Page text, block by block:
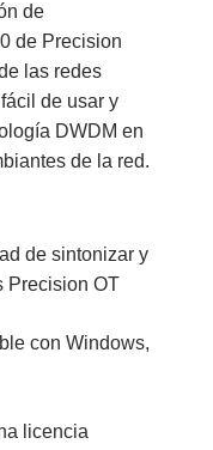
de
de Precision
las redes
de usar y
DWDM en
de la red.
de sintonizar y
Precision OT
con Windows,
licencia